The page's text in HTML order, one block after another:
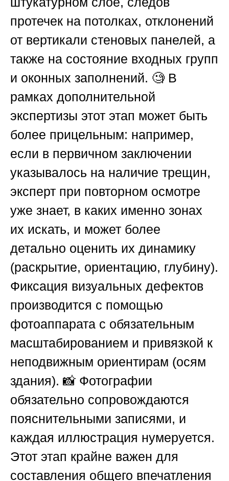
протечек на потолках, отклонений
от вертикали стеновых панелей, а
также на состояние входных групп
и оконных заполнений. 🧐 В
рамках дополнительной
экспертизы этот этап может быть
более прицельным: например,
если в первичном заключении
указывалось на наличие трещин,
эксперт при повторном осмотре
уже знает, в каких именно зонах
их искать, и может более
детально оценить их динамику
(раскрытие, ориентацию, глубину).
Фиксация визуальных дефектов
производится с помощью
фотоаппарата с обязательным
масштабированием и привязкой к
неподвижным ориентирам (осям
здания). 📸 Фотографии
обязательно сопровождаются
пояснительными записями, и
каждая иллюстрация нумеруется.
Этот этап крайне важен для
составления общего впечатления